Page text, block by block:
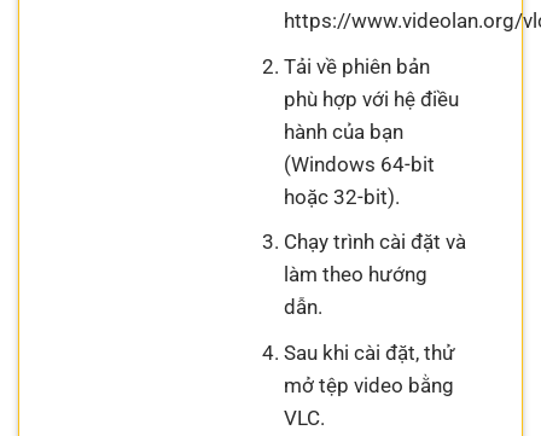
https://www.videolan.org/
Tải về phiên bản
phù hợp với hệ điều
hành của bạn
(Windows 64-bit
hoặc 32-bit).
Chạy trình cài đặt và
làm theo hướng
dẫn.
Sau khi cài đặt, thử
mở tệp video bằng
VLC.